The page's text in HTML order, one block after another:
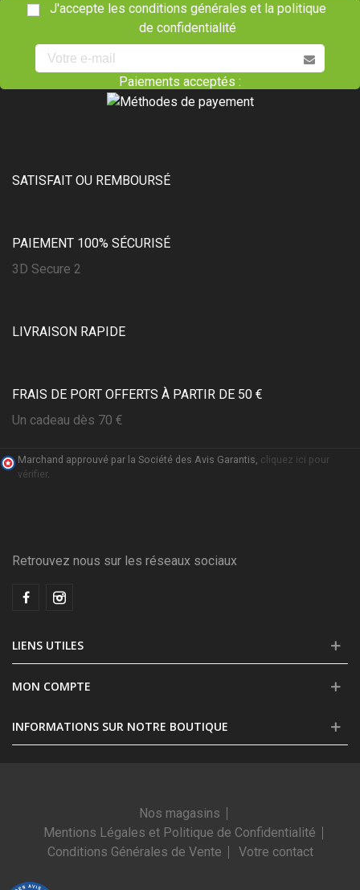
J'accepte les conditions générales et la politique
de confidentialité
Paiements acceptés :
SATISFAIT OU REMBOURSÉ
PAIEMENT 100% SÉCURISÉ
3D Secure 2
LIVRAISON RAPIDE
FRAIS DE PORT OFFERTS À PARTIR DE 50 €
Un cadeau dès 70 €
Marchand approuvé par la Société des Avis Garantis, cliquez ici pour
vérifier.
Retrouvez nous sur les réseaux sociaux
INFORMATIONS SUR NOTRE BOUTIQUE
LIENS UTILES
MON COMPTE
Nos magasins
Mentions Légales et Politique de Confidentialité
Conditions Générales de Vente
Votre contact